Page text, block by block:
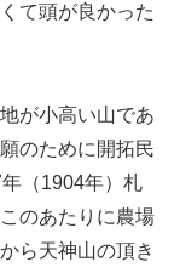
て頭が良かった
が小高い山であ
のために開拓民
（1904年）札
のあたりに農場
ら天神山の頂き